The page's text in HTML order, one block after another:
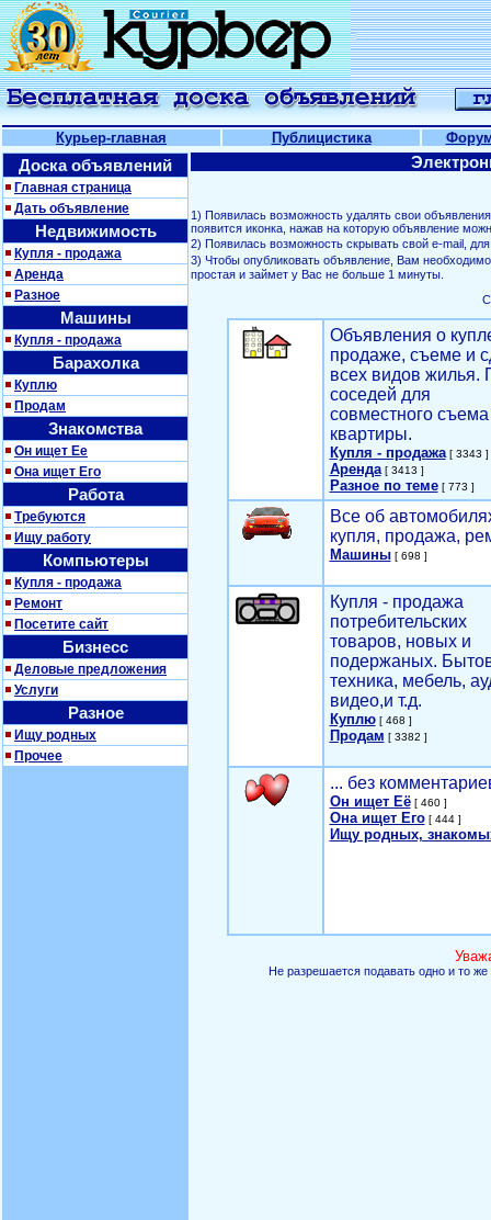
Курьер-главная Публицистика
Доска объявлений
Главная страница
Дать объявление
Недвижимость
Купля - продажа
Аренда
Разное
Машины
Купля - продажа
Барахолка
Куплю
Продам
Знакомства
Он ищет Ее
Она ищет Его
Работа
Требуются
Ищу работу
Компьютеры
Купля - продажа
Ремонт
Посетите сайт
Бизнесс
Деловые предложения
Услуги
Разное
Ищу родных
Прочее
1) Появилась возможность удалять свои
появится иконка, нажав на которую объявление
2) Появилась возможность скрывать свой е-mail,
3) Чтобы опубликовать объявление, Вам
простая и займет у Вас не больше 1 минуты.
Объявления о
продаже, съеме и
всех видов жилья.
соседей для
совместного съема
квартиры.
Купля - продажа[ 3343 ]
Аренда[ 3413 ]
Разное по теме[ 773 ]
Все об
купля, продажа,
Машины[ 698 ]
Купля - продажа
потребительских
товаров, новых и
подержаных.
техника, мебель,
видео,и т.д.
Куплю[ 468 ]
Продам [ 3382 ]
... без
Он ищет Её[ 460 ]
Она ищет Его[ 444 ]
Ищу родных,
Не разрешается подавать одно и то